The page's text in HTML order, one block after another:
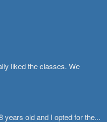
liked the classes. We
years old and I opted for the...